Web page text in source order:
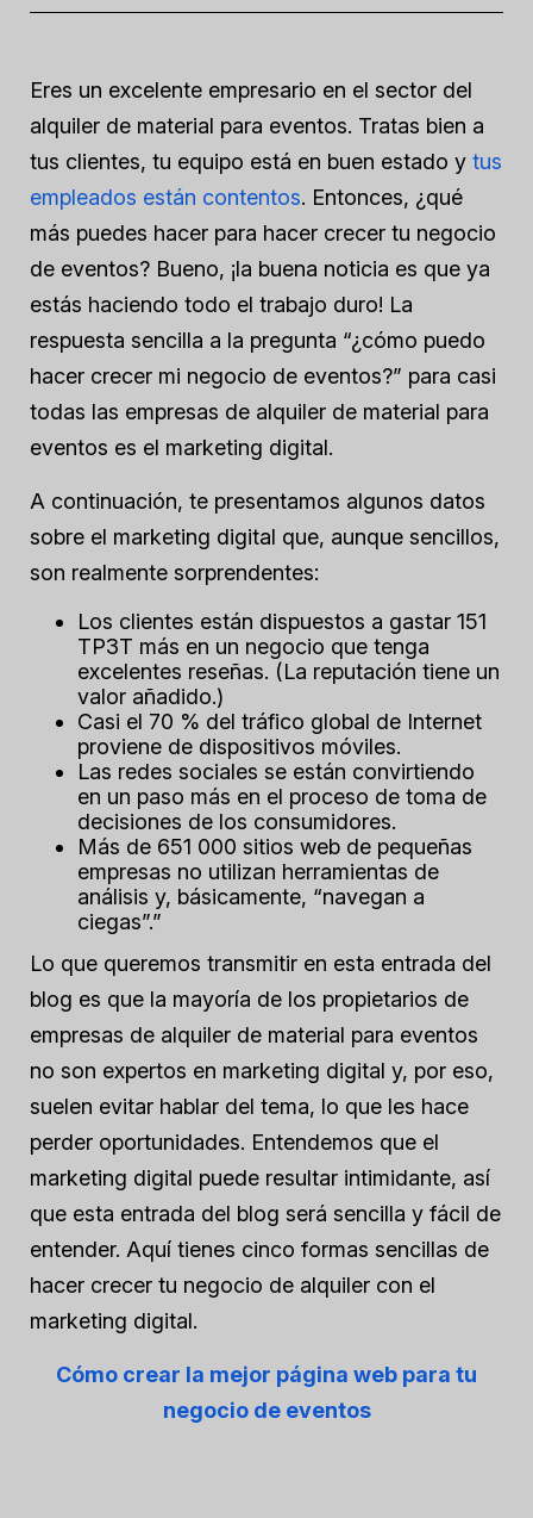
Eres un excelente empresario en el sector del
alquiler de material para eventos. Tratas bien a
tus clientes, tu equipo está en buen estado y tus
empleados están contentos. Entonces, ¿qué
más puedes hacer para hacer crecer tu negocio
de eventos? Bueno, ¡la buena noticia es que ya
estás haciendo todo el trabajo duro! La
respuesta sencilla a la pregunta “¿cómo puedo
hacer crecer mi negocio de eventos?” para casi
todas las empresas de alquiler de material para
eventos es el marketing digital.
A continuación, te presentamos algunos datos
sobre el marketing digital que, aunque sencillos,
son realmente sorprendentes:
Los clientes están dispuestos a gastar 151
TP3T más en un negocio que tenga
excelentes reseñas. (La reputación tiene un
valor añadido.)
Casi el 70 % del tráfico global de Internet
proviene de dispositivos móviles.
Las redes sociales se están convirtiendo
en un paso más en el proceso de toma de
decisiones de los consumidores.
Más de 651 000 sitios web de pequeñas
empresas no utilizan herramientas de
análisis y, básicamente, “navegan a
ciegas”.”
Lo que queremos transmitir en esta entrada del
blog es que la mayoría de los propietarios de
empresas de alquiler de material para eventos
no son expertos en marketing digital y, por eso,
suelen evitar hablar del tema, lo que les hace
perder oportunidades. Entendemos que el
marketing digital puede resultar intimidante, así
que esta entrada del blog será sencilla y fácil de
entender. Aquí tienes cinco formas sencillas de
hacer crecer tu negocio de alquiler con el
marketing digital.
Cómo crear la mejor página web para tu
negocio de eventos